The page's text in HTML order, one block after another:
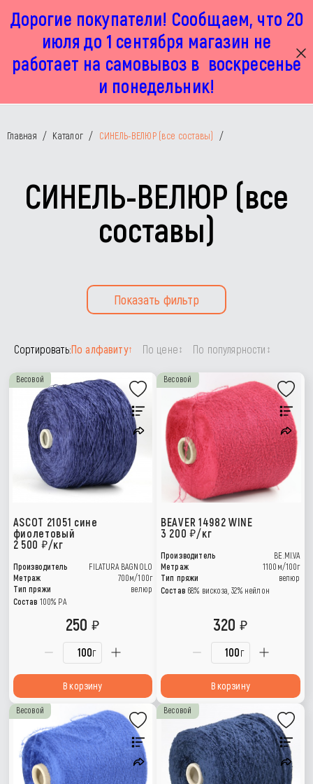
Дорогие покупатели! Сообщаем, что 20
июля до 1 сентября магазин не
работает на самовывоз в воскресенье
и понедельник!
г. Москва, Маленковская 32 стр 2А
пн-пт с 11:00 до 19:00, сб с 11:00 до 17:00
+7 925 449 67 92
Главная / Каталог / СИНЕЛЬ-ВЕЛЮР (все составы) /
СИНЕЛЬ-ВЕЛЮР (все
составы)
Показать фильтр
Сортировать:По алфавиту↑ По цене↕ По популярности ↕
Весовой
ASCOT 21051 сине
фиолетовый
2 500
/кг
Производитель
FILATURA BAGNOLO
Метраж
700м/100г
Тип пряжи
велюр
Состав 100% PA
г
250
В корзину
Весовой
BEAVER 14982 WINE
3 200 /кг
Производитель
BE.MI.VA
Метраж
1100м/100г
Тип пряжи
велюр
Состав 68% вискоза, 32% нейлон
г
320
В корзину
Весовой Весовой